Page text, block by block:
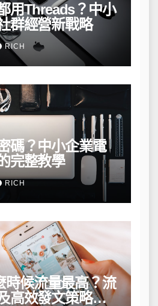
用Threads？中小
群經營新戰略
RICH
碼？中小企業電
完整教學
RICH
時候流量最高？流
高效發文策略攻